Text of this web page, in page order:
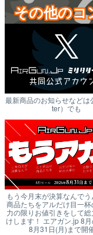
その他のコ
最新商品のお知らせなどは
ter）でも
もう今月末が決算なんで
商品たちをアルだけ目一杯
力の限りお値引きをして
けします！ エアガン.jp 8月
8月31日(月)まで開